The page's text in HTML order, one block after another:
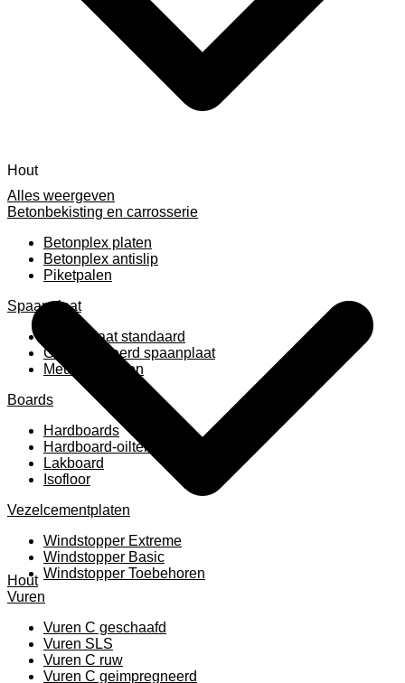
Alles weergeven
Betonbekisting en carrosserie
Betonplex platen
Betonplex antislip
Piketpalen
Spaanplaat
Spaanplaat standaard
Geplastificeerd spaanplaat
Meubelpanelen
Boards
Hardboards
Hardboard-oiltemperated
Lakboard
Isofloor
Vezelcementplaten
Windstopper Extreme
Windstopper Basic
Windstopper Toebehoren
Hout
Hout
Vuren
Vuren C geschaafd
Vuren SLS
Vuren C ruw
Vuren C geimpregneerd